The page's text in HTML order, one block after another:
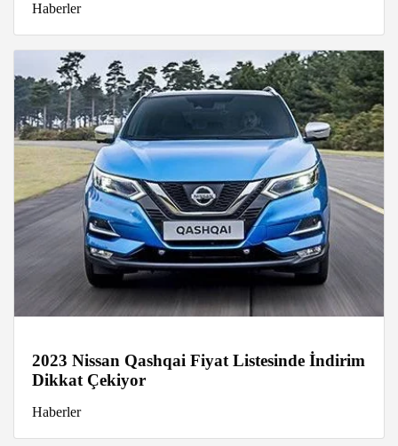
Haberler
2023 Nissan Qashqai Fiyat Listesinde İndirim
Dikkat Çekiyor
Haberler